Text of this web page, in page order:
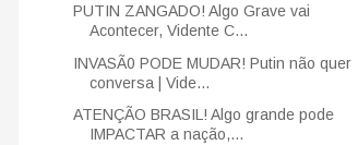
PUTIN ZANGADO! Algo Grave vai
Acontecer, Vidente C...
INVASÃ0 PODE MUDAR! Putin não quer
conversa | Vide...
ATENÇÃO BRASIL! Algo grande pode
IMPACTAR a nação,...